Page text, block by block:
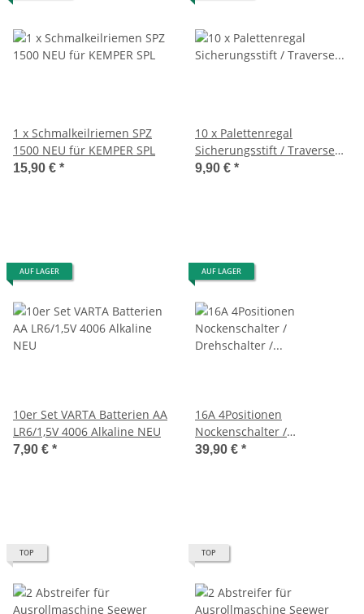
1 x Schmalkeilriemen SPZ
1500 NEU für KEMPER SPL
15,90 € *
10 x Palettenregal
Sicherungsstift / Traverse
Montagehaken
9,90 € *
AUF LAGER
10er Set VARTA Batterien AA
LR6/1,5V 4006 Alkaline NEU
7,90 € *
AUF LAGER
16A 4Positionen
Nockenschalter /
Drehschalter / Umschalter
39,90 € *
TOP TOP